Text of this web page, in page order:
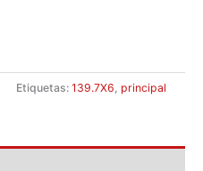
Etiquetas: 139.7X6 principal